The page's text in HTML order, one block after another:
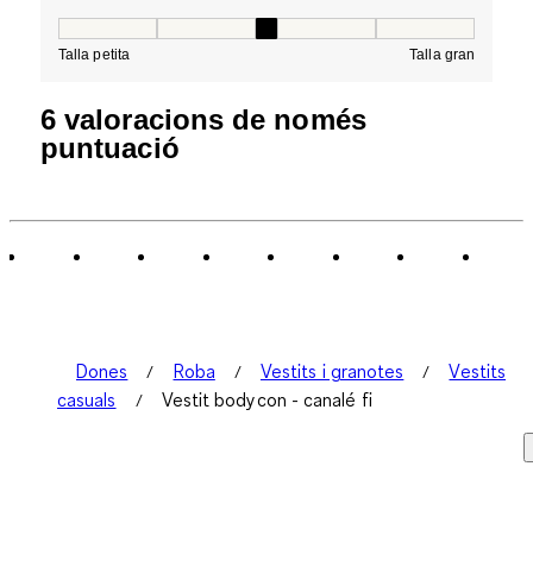
Talla petita Talla gran
6 valoracions de només
puntuació
Dones Roba Vestits i granotes
Vestits
casuals
Vestit bodycon - canalé fi